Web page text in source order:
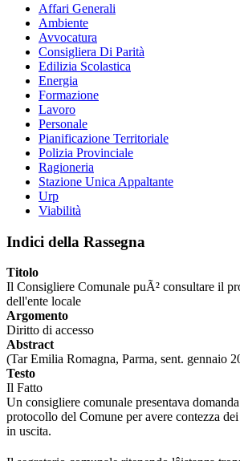
Affari Generali
Ambiente
Avvocatura
Consigliera Di Parità
Edilizia Scolastica
Energia
Formazione
Lavoro
Personale
Pianificazione Territoriale
Polizia Provinciale
Ragioneria
Stazione Unica Appaltante
Urp
Viabilità
Indici della Rassegna
Titolo
Il Consigliere Comunale puÃ² consultare il
dell'ente locale
Argomento
Diritto di accesso
Abstract
(Tar Emilia Romagna, Parma, sent. gennaio
Testo
Il Fatto
Un consigliere comunale presentava
protocollo del Comune per avere contezza
in uscita.